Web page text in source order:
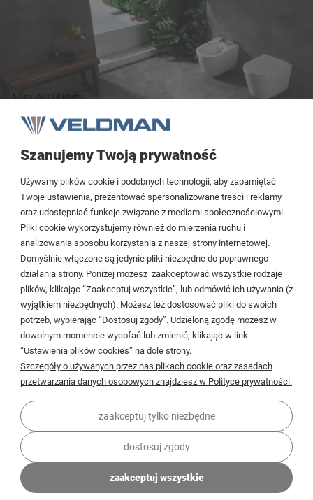
Misy WC i bidety
Cieślewskich 54
03-017 Warszawa
22 299 45 25
biuro@veldman.pl
Płatności i dostawa
Informacje
© 2026 veldman.pl . Wszelkie prawa zastrzeżone.
Styl graficzny ShopGadget.pl
Sklep internetowy Shoper Premium
Szanujemy Twoją prywatność
Używamy plików cookie i podobnych technologii, aby zapamiętać
Twoje ustawienia, prezentować spersonalizowane treści i reklamy
oraz udostępniać funkcje związane z mediami społecznościowymi.
Pliki cookie wykorzystujemy również do mierzenia ruchu i
analizowania sposobu korzystania z naszej strony internetowej.
Domyślnie włączone są jedynie pliki niezbędne do poprawnego
działania strony. Poniżej możesz zaakceptować wszystkie rodzaje
plików, klikając “Zaakceptuj wszystkie”, lub odmówić ich używania (z
wyjątkiem niezbędnych). Możesz też dostosować pliki do swoich
potrzeb, wybierając “Dostosuj zgody”. Udzieloną zgodę możesz w
dowolnym momencie wycofać lub zmienić, klikając w link
“Ustawienia plików cookies” na dole strony.
Szczegóły o używanych przez nas plikach cookie oraz zasadach
przetwarzania danych osobowych znajdziesz w Polityce prywatności.
zaakceptuj tylko niezbędne
dostosuj zgody
zaakceptuj wszystkie